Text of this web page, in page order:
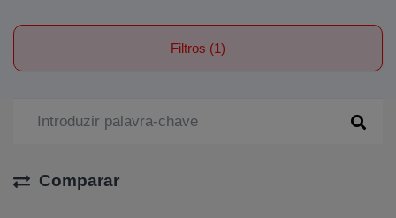
Filtros (1)
Comparar